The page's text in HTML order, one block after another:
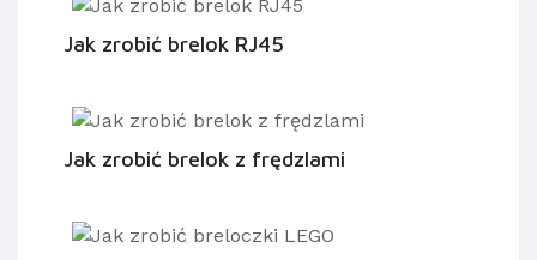
Jak zrobić brelok RJ45
Jak zrobić brelok z frędzlami